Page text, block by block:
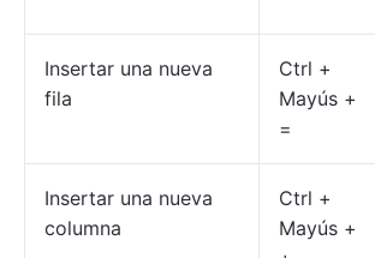
Insertar una nueva
fila
Ctrl +
Mayús +
=
Insertar una nueva
columna
Ctrl +
Mayús +